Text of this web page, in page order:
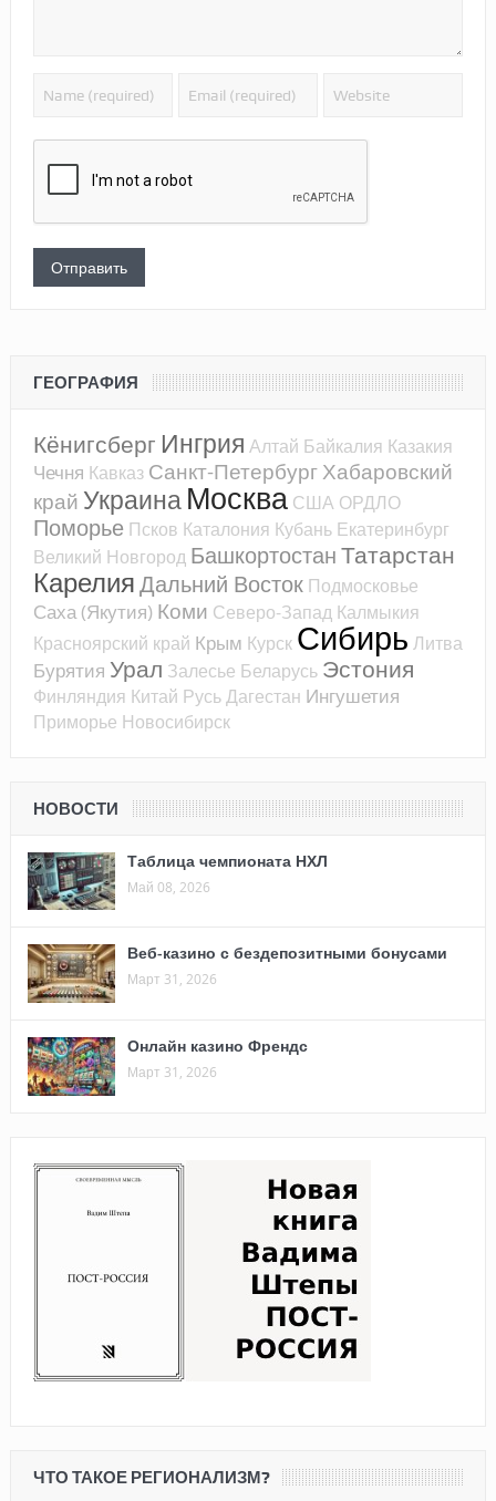
ГЕОГРАФИЯ
Кёнигсберг Ингрия Алтай Байкалия Казакия
Чечня Кавказ Санкт-Петербург Хабаровский
край УкраинаМосква США ОРДЛО
Поморье Псков Каталония Кубань Екатеринбург
Великий Новгород БашкортостанТатарстан
КарелияДальний Восток Подмосковье
Саха (Якутия) Коми Северо-Запад Калмыкия
Красноярский край Крым Курск Сибирь Литва
Бурятия Урал Залесье Беларусь Эстония
Финляндия Китай РусьДагестан Ингушетия
Приморье Новосибирск
НОВОСТИ
Таблица чемпионата НХЛ
Май 08, 2026
Веб-казино с бездепозитными бонусами
Март 31, 2026
Онлайн казино Френдс
Март 31, 2026
ЧТО ТАКОЕ РЕГИОНАЛИЗМ?